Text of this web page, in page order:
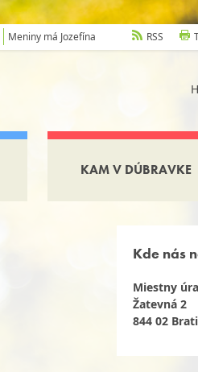
Meniny má Jozefína RSS
KAM V DÚBRAVKE
Kde nás
Miestny
Žatevná 2
844 02